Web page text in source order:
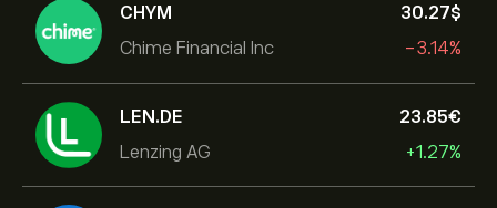
CHYM
Chime Financial Inc
30.27‎$‎
-3.14%
LEN.DE
Lenzing AG
23.85‎€‎
+1.27%